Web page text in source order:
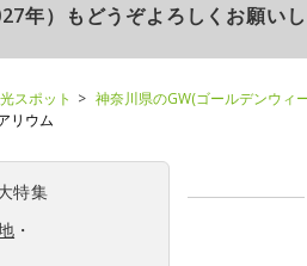
年）もどうぞよろしくお願いし
スポット
神奈川県のGW(ゴールデンウィ
リウム
特集
・